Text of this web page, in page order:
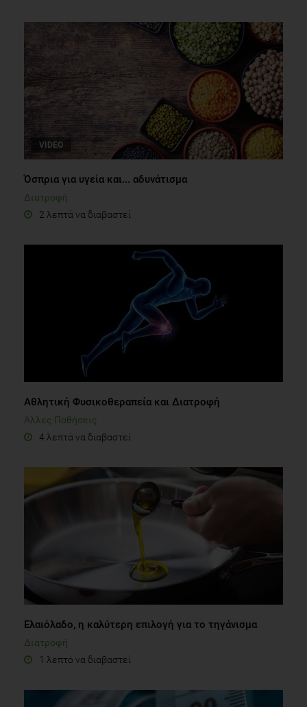
VIDEO
Όσπρια για υγεία και... αδυνάτισμα
Διατροφή
2 λεπτά να διαβαστεί
Αθλητική Φυσικοθεραπεία και Διατροφή
Άλλες Παθήσεις
4 λεπτά να διαβαστεί
Ελαιόλαδο, η καλύτερη επιλογή για το τηγάνισμα
Διατροφή
1 λεπτό να διαβαστεί